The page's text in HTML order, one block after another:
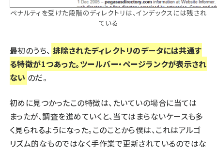
ペナルティを受けた段階のディレクトリは、インデックスには残され
ている
最初のうち、 排除されたディレクトリのデータには共通す
る特徴が1つあった。ツールバー・ページランクが表示され
ない のだ。
初めに見つかったこの特徴は、たいていの場合に当ては
まったが、調査を進めていくと、当てはまらないケースも多
く見られるようになった。このことから僕は、これはアルゴ
リズム的なものではなく手作業で更新されているのではな